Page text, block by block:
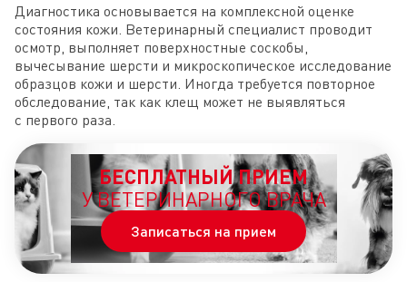
Диагностика основывается на комплексной оценке
состояния кожи. Ветеринарный специалист проводит
осмотр, выполняет поверхностные соскобы,
вычесывание шерсти и микроскопическое исследование
образцов кожи и шерсти. Иногда требуется повторное
обследование, так как клещ может не выявляться
с первого раза.
БЕСПЛАТНЫЙ ПРИЕМ
У ВЕТЕРИНАРНОГО ВРАЧА
Записаться на прием